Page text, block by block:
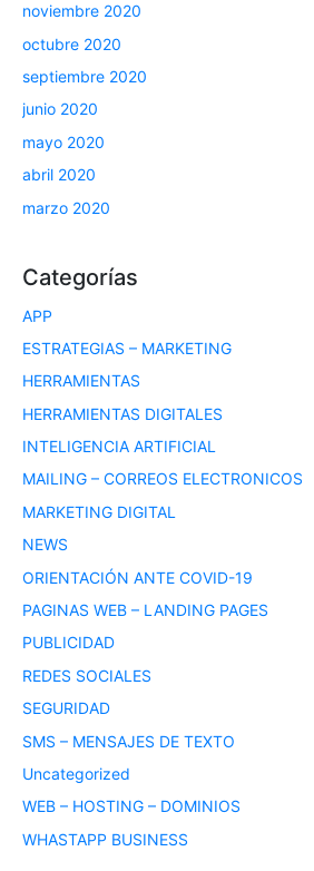
noviembre 2020
octubre 2020
septiembre 2020
junio 2020
mayo 2020
abril 2020
marzo 2020
Categorías
APP
ESTRATEGIAS – MARKETING
HERRAMIENTAS
HERRAMIENTAS DIGITALES
INTELIGENCIA ARTIFICIAL
MAILING – CORREOS ELECTRONICOS
MARKETING DIGITAL
NEWS
ORIENTACIÓN ANTE COVID-19
PAGINAS WEB – LANDING PAGES
PUBLICIDAD
REDES SOCIALES
SEGURIDAD
SMS – MENSAJES DE TEXTO
Uncategorized
WEB – HOSTING – DOMINIOS
WHASTAPP BUSINESS